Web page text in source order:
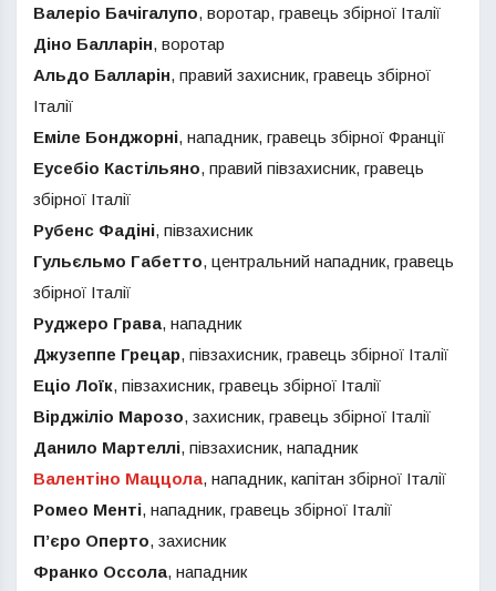
Валеріо Бачігалупо, воротар, гравець збірної Італії
Діно Балларін, воротар
Альдо Балларін, правий захисник, гравець збірної
Італії
Еміле Бонджорні, нападник, гравець збірної Франції
Еусебіо Кастільяно, правий півзахисник, гравець
збірної Італії
Рубенс Фадіні, півзахисник
Гульєльмо Габетто, центральний нападник, гравець
збірної Італії
Руджеро Грава, нападник
Джузеппе Грецар, півзахисник, гравець збірної Італії
Еціо Лоїк, півзахисник, гравець збірної Італії
Вірджіліо Марозо, захисник, гравець збірної Італії
Данило Мартеллі, півзахисник, нападник
Валентіно Маццола, нападник, капітан збірної Італії
Ромео Менті, нападник, гравець збірної Італії
П’єро Оперто, захисник
Франко Оссола, нападник